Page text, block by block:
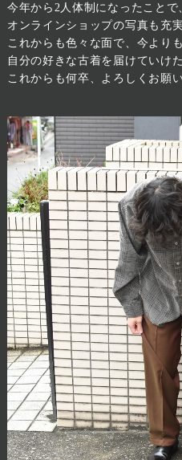
今年から2人体制になったことで
オンラインショップの写真も充
これからも色々な面で、今より
自分の好きな古着を届けていけ
これからも何卒、よろしくお願